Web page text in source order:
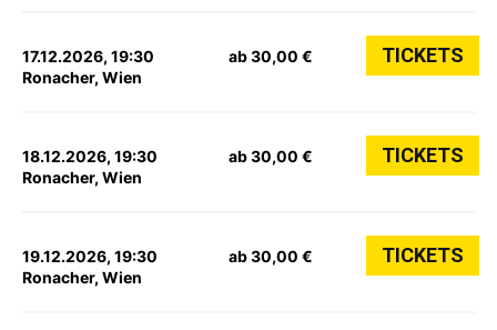
17.12.2026, 19:30
Ronacher, Wien
ab 30,00 € TICKETS
18.12.2026, 19:30
Ronacher, Wien
ab 30,00 € TICKETS
19.12.2026, 19:30
Ronacher, Wien
ab 30,00 € TICKETS